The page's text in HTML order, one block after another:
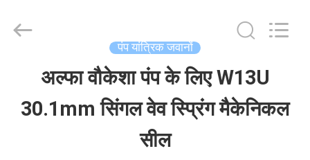
International
Reserved.
पंप यांत्रिक जवानों
अल्फा वौकेशा पंप के लिए W13U
30.1mm सिंगल वेव स्प्रिंग मैकेनिकल
सील